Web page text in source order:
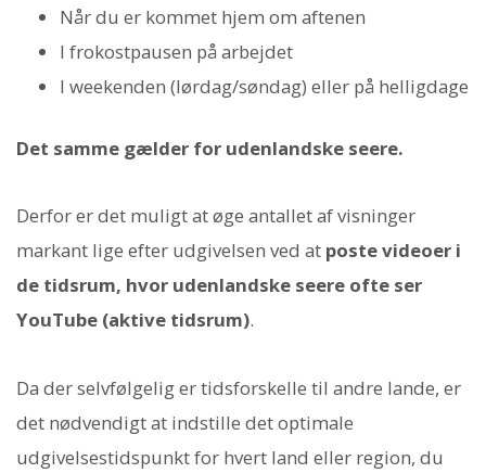
Når du er kommet hjem om aftenen
I frokostpausen på arbejdet
I weekenden (lørdag/søndag) eller på helligdage
Det samme gælder for udenlandske seere.
Derfor er det muligt at øge antallet af visninger
markant lige efter udgivelsen ved at poste videoer i
de tidsrum, hvor udenlandske seere ofte ser
YouTube (aktive tidsrum).
Da der selvfølgelig er tidsforskelle til andre lande, er
det nødvendigt at indstille det optimale
udgivelsestidspunkt for hvert land eller region, du